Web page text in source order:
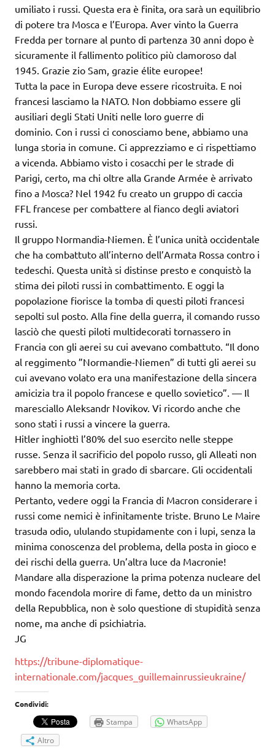
umiliato i russi. Questa era è finita, ora sarà un equilibrio
di potere tra Mosca e l’Europa. Aver vinto la Guerra
Fredda per tornare al punto di partenza 30 anni dopo è
sicuramente il fallimento politico più clamoroso dal
1945. Grazie zio Sam, grazie élite europee!
Tutta la pace in Europa deve essere ricostruita. E noi
francesi lasciamo la NATO. Non dobbiamo essere gli
ausiliari degli Stati Uniti nelle loro guerre di
dominio. Con i russi ci conosciamo bene, abbiamo una
lunga storia in comune. Ci apprezziamo e ci rispettiamo
a vicenda. Abbiamo visto i cosacchi per le strade di
Parigi, certo, ma chi oltre alla Grande Armée è arrivato
fino a Mosca? Nel 1942 fu creato un gruppo di caccia
FFL francese per combattere al fianco degli aviatori
russi.
Il gruppo Normandia-Niemen. È l’unica unità occidentale
che ha combattuto all’interno dell’Armata Rossa contro i
tedeschi. Questa unità si distinse presto e conquistò la
stima dei piloti russi in combattimento. E oggi la
popolazione fiorisce la tomba di questi piloti francesi
sepolti sul posto. Alla fine della guerra, il comando russo
lasciò che questi piloti multidecorati tornassero in
Francia con gli aerei su cui avevano combattuto. “Il dono
al reggimento ”Normandie-Niemen” di tutti gli aerei su
cui avevano volato era una manifestazione della sincera
amicizia tra il popolo francese e quello sovietico”. — Il
maresciallo Aleksandr Novikov. Vi ricordo anche che
sono stati i russi a vincere la guerra.
Hitler inghiottì l’80% del suo esercito nelle steppe
russe. Senza il sacrificio del popolo russo, gli Alleati non
sarebbero mai stati in grado di sbarcare. Gli occidentali
hanno la memoria corta.
Pertanto, vedere oggi la Francia di Macron considerare i
russi come nemici è infinitamente triste. Bruno Le Maire
trasuda odio, ululando stupidamente con i lupi, senza la
minima conoscenza del problema, della posta in gioco e
dei rischi della guerra. Un’altra luce da Macronie!
Mandare alla disperazione la prima potenza nucleare del
mondo facendola morire di fame, detto da un ministro
della Repubblica, non è solo questione di stupidità senza
nome, ma anche di psichiatria.
JG
https://tribune-diplomatique-
internationale.com/jacques_guillemainrussieukraine/
Condividi:
Stampa
WhatsApp
Altro